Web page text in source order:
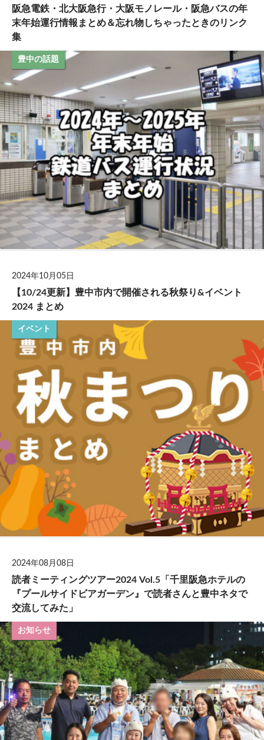
阪急電鉄・北大阪急行・大阪モノレール・阪急バスの年
末年始運行情報まとめ＆忘れ物しちゃったときのリンク
集
豊中の話題
2024年10月05日
【10/24更新】豊中市内で開催される秋祭り&イベント
2024 まとめ
イベント
2024年08月08日
読者ミーティングツアー2024 Vol.5「千里阪急ホテルの
『プールサイドビアガーデン』で読者さんと豊中ネタで
交流してみた」
お知らせ